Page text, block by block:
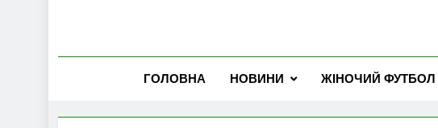
ГОЛОВНА НОВИНИ ЖІНОЧИЙ ФУТБОЛ